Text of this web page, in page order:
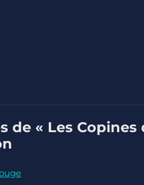
de « Les